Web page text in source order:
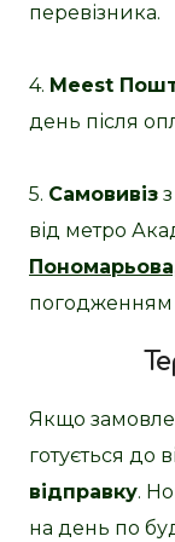
перевізника.
4. Meest
день після
5. Самовивіз
від метро
погодженням
Якщо
готується до
відправку.
на день по